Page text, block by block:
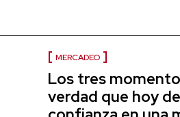
MERCADEO
Los tres
verdad que hoy